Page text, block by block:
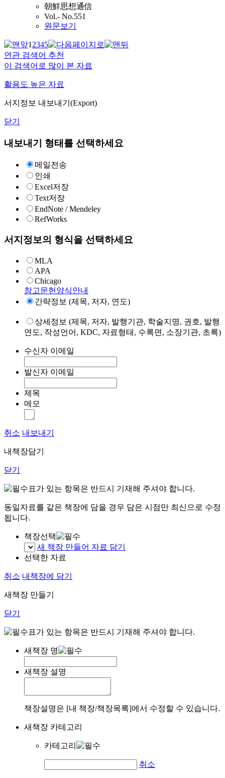
朝鮮思想通信
Vol.- No.551
원문보기
12345
연관 검색어 추천
이 검색어로 많이 본 자료
활용도 높은 자료
서지정보 내보내기(Export)
닫기
내보내기 형태를 선택하세요
메일전송
인쇄
Excel저장
Text저장
EndNote / Mendeley
RefWorks
서지정보의 형식을 선택하세요
MLA
APA
Chicago
참고문헌양식안내
간략정보 (제목, 저자, 연도)
상세정보 (제목, 저자, 발행기관, 학술지명, 권호, 발행
연도, 작성언어, KDC, 자료형태, 수록면, 소장기관, 초록)
수신자 이메일
발신자 이메일
제목
메모
취소 내보내기
내책장담기
닫기
표가 있는 항목은 반드시 기재해 주셔야 합니다.
동일자료를 같은 책장에 담을 경우 담은 시점만 최신으로 수정
됩니다.
책장선택
새 책장 만들어 자료 담기
선택한 자료
취소 내책장에 담기
새책장 만들기
닫기
표가 있는 항목은 반드시 기재해 주셔야 합니다.
새책장 명
새책장 설명
책장설명은 [내 책장/책장목록]에서 수정할 수 있습니다.
새책장 카테고리
카테고리
취소